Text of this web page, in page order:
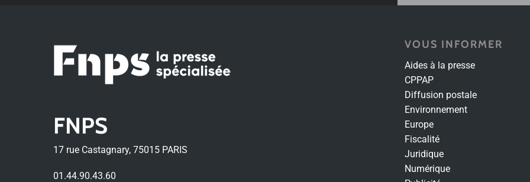
FNPS
17 rue Castagnary, 75015 PARIS
01.44.90.43.60
VOUS INFORMER
Aides à la presse
CPPAP
Diffusion postale
Environnement
Europe
Fiscalité
Juridique
Numérique